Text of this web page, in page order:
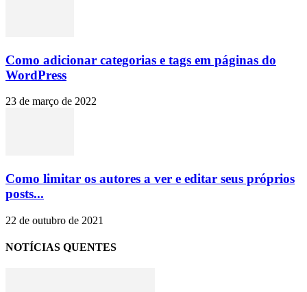
Como adicionar categorias e tags em páginas do
WordPress
23 de março de 2022
Como limitar os autores a ver e editar seus próprios
posts...
22 de outubro de 2021
NOTÍCIAS QUENTES